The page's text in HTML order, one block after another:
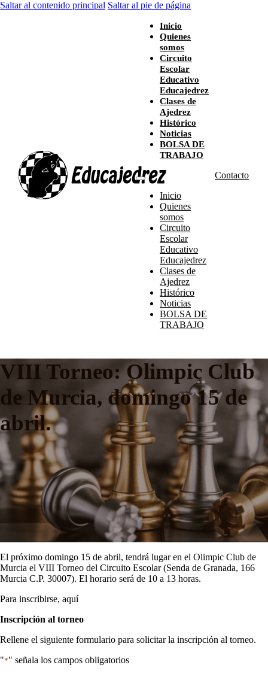
Saltar al contenido principal Saltar al pie de página
Inicio
Quienes
somos
Circuito
Escolar
Educativo
Educajedrez
Clases de
Ajedrez
Histórico
Noticias
BOLSA DE
TRABAJO
Inicio
Quienes
somos
Circuito
Escolar
Educativo
Educajedrez
Clases de
Ajedrez
Histórico
Noticias
BOLSA DE
TRABAJO
Contacto
VIII Torneo: Olimpic Club
de Murcia, domingo 15 de
abril.
El próximo domingo 15 de abril, tendrá lugar en el Olimpic Club de
Murcia el VIII Torneo del Circuito Escolar (Senda de Granada, 166
Murcia C.P. 30007). El horario será de 10 a 13 horas.
Para inscribirse, aquí
Inscripción al torneo
Rellene el siguiente formulario para solicitar la inscripción al torneo.
"*" señala los campos obligatorios